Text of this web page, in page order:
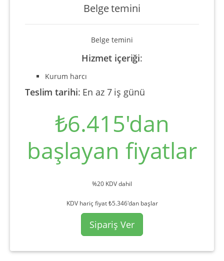
Belge temini
Belge temini
Hizmet içeriği:
Kurum harcı
Teslim tarihi: En az 7 iş günü
₺6.415'dan
başlayan fiyatlar
%20 KDV dahil
KDV hariç fiyat ₺5.346'dan başlar
Sipariş Ver